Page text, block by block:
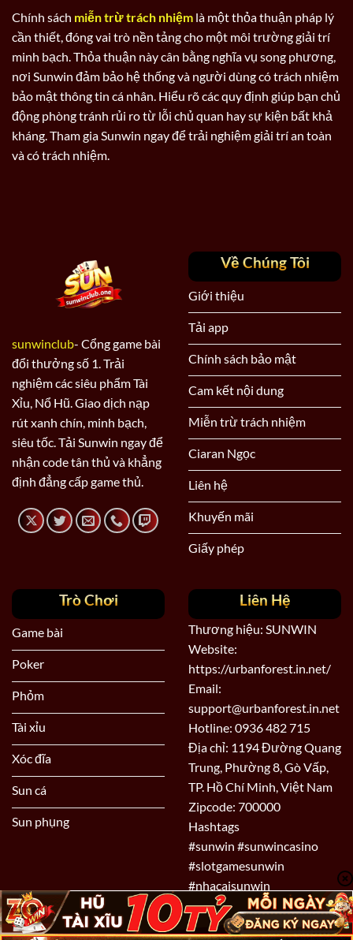
Chính sách miễn trừ trách nhiệm là một thỏa thuận pháp lý
cần thiết, đóng vai trò nền tảng cho một môi trường giải trí
minh bạch. Thỏa thuận này cân bằng nghĩa vụ song phương,
nơi Sunwin đảm bảo hệ thống và người dùng có trách nhiệm
bảo mật thông tin cá nhân. Hiểu rõ các quy định giúp bạn chủ
động phòng tránh rủi ro từ lỗi chủ quan hay sự kiện bất khả
kháng. Tham gia Sunwin ngay để trải nghiệm giải trí an toàn
và có trách nhiệm.
sunwinclub- Cổng game bài
đổi thưởng số 1. Trải
nghiệm các siêu phẩm Tài
Xỉu, Nổ Hũ. Giao dịch nạp
rút xanh chín, minh bạch,
siêu tốc. Tải Sunwin ngay để
nhận code tân thủ và khẳng
định đẳng cấp game thủ.
Về Chúng Tôi
Giới thiệu
Tải app
Chính sách bảo mật
Cam kết nội dung
Miễn trừ trách nhiệm
Ciaran Ngọc
Liên hệ
Khuyến mãi
Giấy phép
Trò Chơi
Game bài
Poker
Phỏm
Tài xỉu
Xóc đĩa
Sun cá
Sun phụng
Liên Hệ
Thương hiệu: SUNWIN
Website:
https://urbanforest.in.net/
Email:
support@urbanforest.in.net
Hotline: 0936 482 715
Địa chỉ: 1194 Đường Quang
Trung, Phường 8, Gò Vấp,
TP. Hồ Chí Minh, Việt Nam
Zipcode: 700000
Hashtags
#sunwin #sunwincasino
#slotgamesunwin
#nhacaisunwin
#dangkysunwin